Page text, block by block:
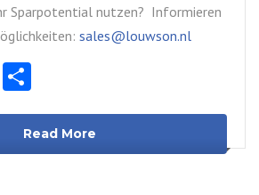
Sparpotential nutzen? Informieren
sales@louwson.nl
LinkedIn
Read More